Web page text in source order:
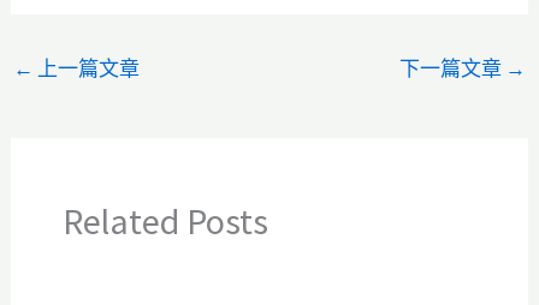
← 上一篇文章 下一篇文章 →
Related Posts